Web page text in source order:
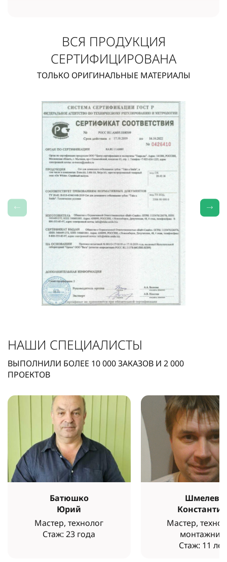
ВСЯ ПРОДУКЦИЯ
СЕРТИФИЦИРОВАНА
ТОЛЬКО ОРИГИНАЛЬНЫЕ МАТЕРИАЛЫ
НАШИ СПЕЦИАЛИСТЫ
ВЫПОЛНИЛИ БОЛЕЕ 10 000ЗАКАЗОВ И 2 000
ПРОЕКТОВ
Батюшко
Юрий
Мастер, технолог
Стаж: 23 года
Шмелев
Константин
Мастер,
монтажник
Стаж: 11 лет